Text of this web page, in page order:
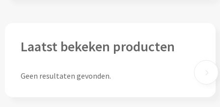
IJsblokjes bedrukken
Rietjes bedrukken
Laatst bekeken producten
Geen resultaten gevonden.